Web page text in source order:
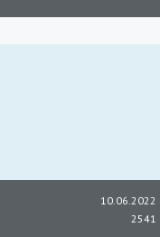
10.06.2022
2541